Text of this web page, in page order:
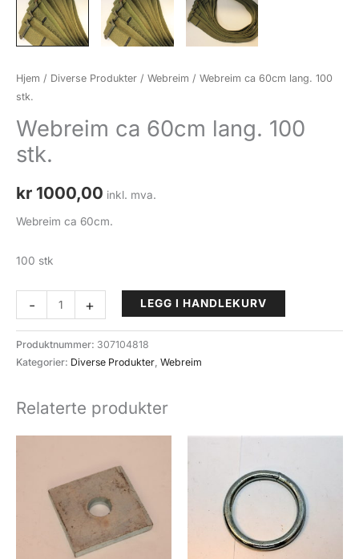
Hjem / Diverse Produkter / Webreim / Webreim ca 60cm lang. 100
stk.
Webreim ca 60cm lang. 100
stk.
kr 1000,00 inkl. mva.
Webreim ca 60cm.
100 stk
-
Webreim
ca
60cm
lang.
stk.
+ LEGG I HANDLEKURV
Produktnummer: 307104818
Kategorier: Diverse Produkter Webreim
Relaterte produkter